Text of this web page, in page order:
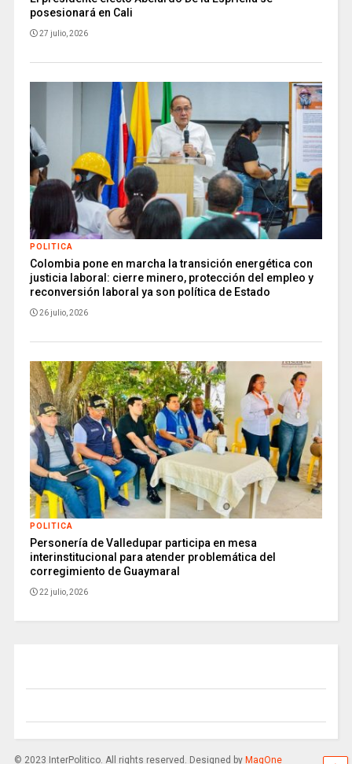
posesionará en Cali
27 julio, 2026
POLITICA
Colombia pone en marcha la transición energética con
justicia laboral: cierre minero, protección del empleo y
reconversión laboral ya son política de Estado
26 julio, 2026
POLITICA
Personería de Valledupar participa en mesa
interinstitucional para atender problemática del
corregimiento de Guaymaral
22 julio, 2026
© 2023 InterPolitico. All rights reserved. Designed by MagOne